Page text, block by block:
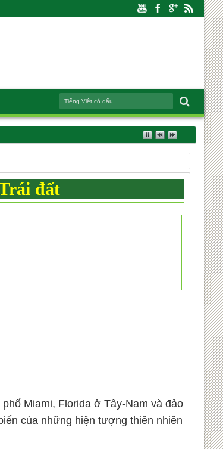
đất
Miami, Florida ở Tây-Nam và đảo
của những hiện tượng thiên nhiên